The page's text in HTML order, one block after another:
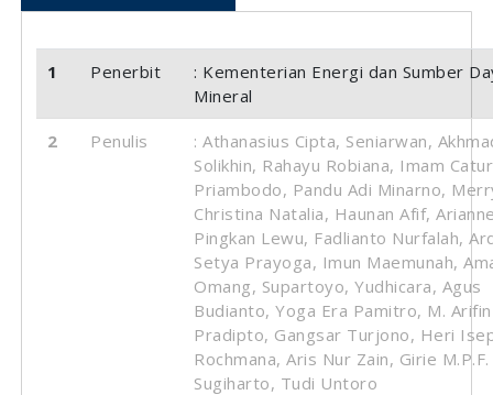
1 Penerbit
: Kementerian Energi dan Sumber
Mineral
2 Penulis
: Athanasius Cipta, Seniarwan,
Solikhin, Rahayu Robiana, Imam Catur
Priambodo, Pandu Adi Minarno,
Christina Natalia, Haunan Afif,
Pingkan Lewu, Fadlianto Nurfalah,
Setya Prayoga, Imun Maemunah,
Omang, Supartoyo, Yudhicara, Agus
Budianto, Yoga Era Pamitro, M. Arifin
Pradipto, Gangsar Turjono, Heri
Rochmana, Aris Nur Zain, Girie M.P.F.
Sugiharto, Tudi Untoro